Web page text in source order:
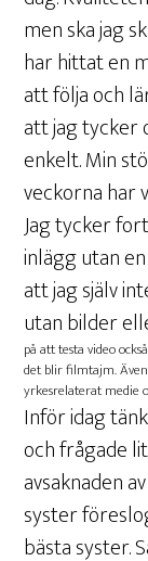
men ska jag
har hittat en
att följa och
att jag tycker
enkelt. Min
veckorna har
Jag tycker
inlägg utan
att jag själv
utan bilder
på att testa video
det blir filmtajm.
yrkesrelaterat medie
Inför idag
och frågade
avsaknaden
syster
bästa syster.